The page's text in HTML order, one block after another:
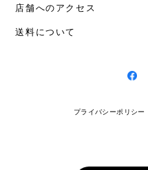
店舗へのアクセス
送料について
プライバシーポリシー